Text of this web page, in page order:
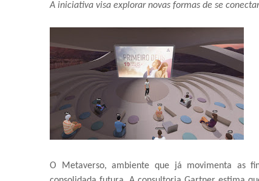
A iniciativa visa explorar novas formas de se
O Metaverso, ambiente que já movimenta as